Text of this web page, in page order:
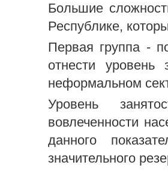
Большие
Республике,
Первая группа -
отнести
неформальном
Уровень
вовлеченности
данного
значительного